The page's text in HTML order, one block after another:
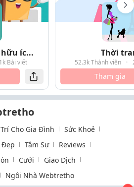
íc...
Bài viết
Thời
52.3k Thành viên ·
Tham gia
Cho Gia Đình
Sức Khoẻ
Đẹp Tâm Sự
Reviews
Cưới
Giao Dịch
Ngôi Nhà Webtretho